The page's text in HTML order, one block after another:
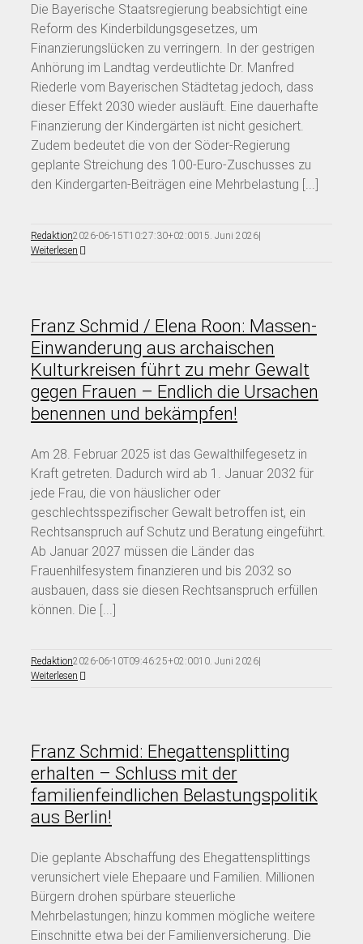
Die Bayerische Staatsregierung beabsichtigt eine
Reform des Kinderbildungsgesetzes, um
Finanzierungslücken zu verringern. In der gestrigen
Anhörung im Landtag verdeutlichte Dr. Manfred
Riederle vom Bayerischen Städtetag jedoch, dass
dieser Effekt 2030 wieder ausläuft. Eine dauerhafte
Finanzierung der Kindergärten ist nicht gesichert.
Zudem bedeutet die von der Söder-Regierung
geplante Streichung des 100-Euro-Zuschusses zu
den Kindergarten-Beiträgen eine Mehrbelastung [...]
Redaktion2026-06-15T10:27:30+02:0015. Juni 2026|
Weiterlesen
Franz Schmid / Elena Roon: Massen-
Einwanderung aus archaischen
Kulturkreisen führt zu mehr Gewalt
gegen Frauen – Endlich die Ursachen
benennen und bekämpfen!
Am 28. Februar 2025 ist das Gewalthilfegesetz in
Kraft getreten. Dadurch wird ab 1. Januar 2032 für
jede Frau, die von häuslicher oder
geschlechtsspezifischer Gewalt betroffen ist, ein
Rechtsanspruch auf Schutz und Beratung eingeführt.
Ab Januar 2027 müssen die Länder das
Frauenhilfesystem finanzieren und bis 2032 so
ausbauen, dass sie diesen Rechtsanspruch erfüllen
können. Die [...]
Redaktion2026-06-10T09:46:25+02:0010. Juni 2026|
Weiterlesen
Franz Schmid: Ehegattensplitting
erhalten – Schluss mit der
familienfeindlichen Belastungspolitik
aus Berlin!
Die geplante Abschaffung des Ehegattensplittings
verunsichert viele Ehepaare und Familien. Millionen
Bürgern drohen spürbare steuerliche
Mehrbelastungen; hinzu kommen mögliche weitere
Einschnitte etwa bei der Familienversicherung. Die